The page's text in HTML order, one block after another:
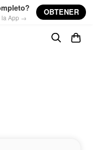
la App →
OBTENER